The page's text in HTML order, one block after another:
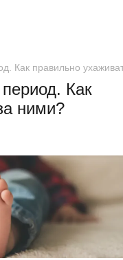
Как правильно
Как
ними?